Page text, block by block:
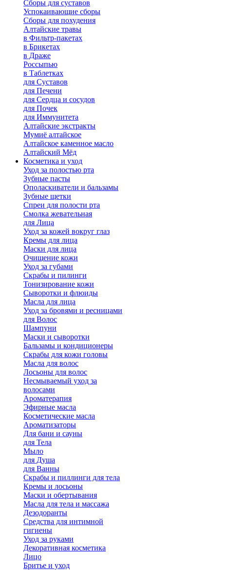
Сборы для суставов
Успокаивающие сборы
Сборы для похудения
Алтайские травы
в Фильтр-пакетах
в Брикетах
в Драже
Россыпью
в Таблетках
для Cуставов
для Печени
для Сердца и сосудов
для Почек
для Иммунитета
Алтайские экстракты
Мумиё алтайское
Алтайское каменное масло
Алтайский Мёд
Косметика и уход
Уход за полостью рта
Зубные пасты
Ополаскиватели и бальзамы
Зубные щетки
Спреи для полости рта
Смолка жевательная
для Лица
Уход за кожей вокруг глаз
Кремы для лица
Маски для лица
Очищение кожи
Уход за губами
Скрабы и пилинги
Тонизирование кожи
Сыворотки и флюиды
Масла для лица
Уход за бровями и ресницами
для Волос
Шампуни
Маски и сыворотки
Бальзамы и кондиционеры
Скрабы для кожи головы
Масла для волос
Лосьоны для волос
Несмываемый уход за
волосами
Ароматерапия
Эфирные масла
Косметические масла
Ароматизаторы
Для бани и сауны
для Тела
Мыло
для Душа
для Ванны
Скрабы и пиллинги для тела
Кремы и лосьоны
Маски и обертывания
Масла для тела и массажа
Дезодоранты
Средства для интимной
гигиены
Уход за руками
Декоративная косметика
Лицо
Бритье и уход